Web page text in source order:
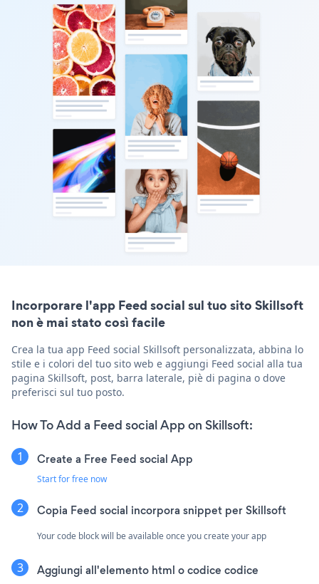
Incorporare l'app Feed social sul tuo sito Skillsoft
non è mai stato così facile
Crea la tua app Feed social Skillsoft personalizzata, abbina lo
stile e i colori del tuo sito web e aggiungi Feed social alla tua
pagina Skillsoft, post, barra laterale, piè di pagina o dove
preferisci sul tuo posto.
How To Add a Feed social App on Skillsoft:
Create a Free Feed social App
Start for free now
Copia Feed social incorpora snippet per Skillsoft
Your code block will be available once you create your app
Aggiungi all'elemento html o codice codice